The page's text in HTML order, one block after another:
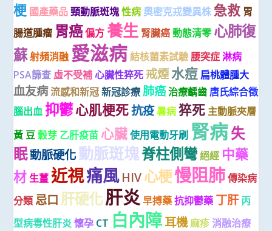
梗 國產藥品 頸動脈斑塊性病 奧密克戎變異株 急救 胃
腸道腫瘤 胃癌偏方 養生 腎臟癌 動態清零 心肺復
蘇射頻消融 愛滋病 結核菌素試驗 腰突症 淋病
PSA篩查 虛不受補 心臟性猝死 戒煙水痘 扁桃體腫大
血友病流感和新冠 新冠診療 肺癌治療齲齒 唐氏綜合徵
腦出血 抑鬱心肌梗死抗疫暑病 猝死 主動脈夾層
黃 豆 穀芽 乙肝疫苗 心臟 使用電動牙刷 腎病失
眠動脈硬化動脈斑塊脊柱側彎絕經 中藥
材 生薑 近視痛風 HIV心梗慢阻肺 傳染病
分類 忌口 肝硬化肝炎早搏藥 抗抑鬱藥 丁肝 丙
型病毒性肝炎 懷孕 CT 白內障耳機麻疹 消融治療